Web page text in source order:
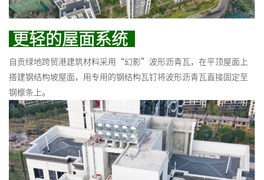
更轻的屋面系统
自贡绿地跨贸港建筑材料采用“幻影”波形沥青瓦，在平顶屋面上
搭建钢结构坡屋面，用专用的钢结构瓦钉将波形沥青瓦直接固定至
钢檩条上。